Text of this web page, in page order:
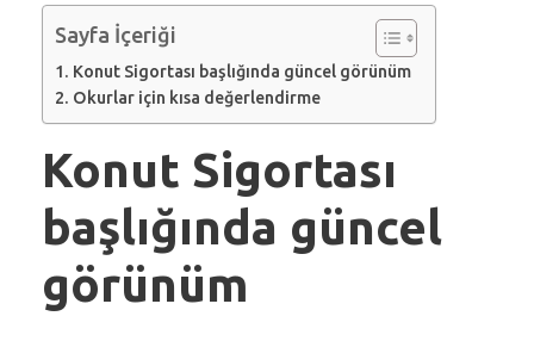
Sayfa İçeriği
Konut Sigortası başlığında güncel görünüm
Okurlar için kısa değerlendirme
Konut Sigortası
başlığında güncel
görünüm